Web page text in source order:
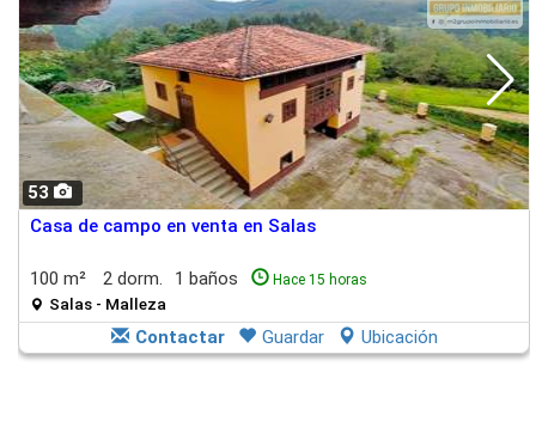
53
Casa de campo en venta en Salas
100 m² 2 dorm. 1 baños Hace 15 horas
Salas - Malleza
Contactar Guardar Ubicación